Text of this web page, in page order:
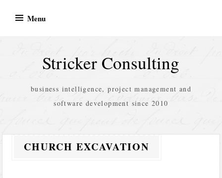
Menu
Stricker Consulting
business intelligence, project management and
software development since 2010
CHURCH EXCAVATION